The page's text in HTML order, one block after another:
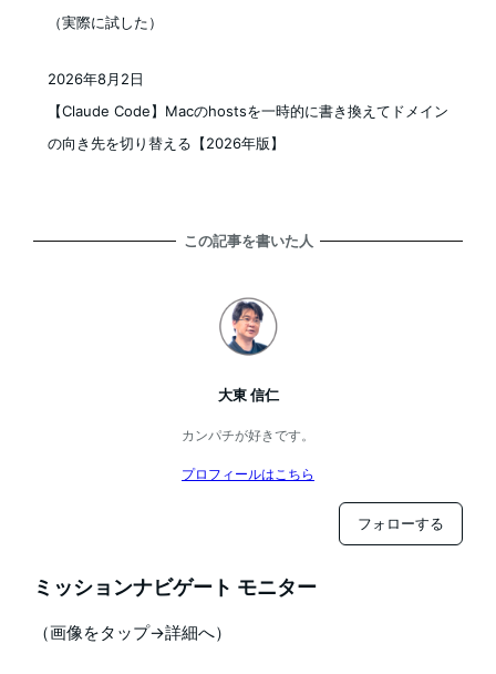
（実際に試した）
【Claude Code】Macのhostsを一時的に書き換えてドメイン
の向き先を切り替える【2026年版】
2026年8月2日
この記事を書いた人
大東 信仁
カンパチが好きです。
プロフィールはこちら
フォローする
ミッションナビゲート モニター
（画像をタップ→詳細へ）